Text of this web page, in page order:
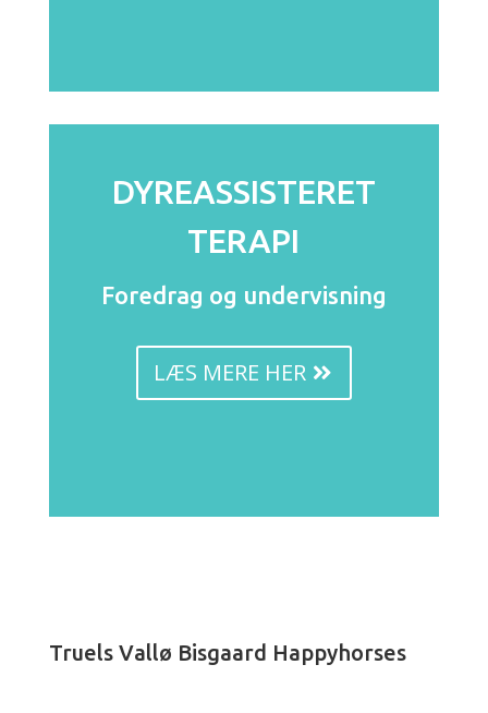
DYREASSISTERET
TERAPI
Foredrag og undervisning
LÆS MERE HER
Truels Vallø Bisgaard Happyhorses